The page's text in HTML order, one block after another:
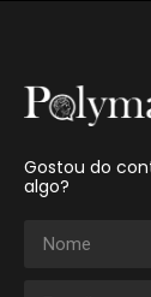
Gostou do
algo?